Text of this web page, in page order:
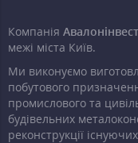
Компанія Авалонінвест
межі міста Київ.
Ми виконуємо
побутового
промислового та
будівельних
реконструкції